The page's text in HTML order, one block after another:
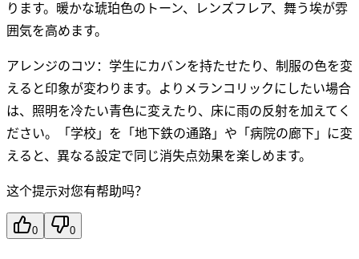
ります。暖かな琥珀色のトーン、レンズフレア、舞う埃が雰
囲気を高めます。
アレンジのコツ：学生にカバンを持たせたり、制服の色を変
えると印象が変わります。よりメランコリックにしたい場合
は、照明を冷たい青色に変えたり、床に雨の反射を加えてく
ださい。「学校」を「地下鉄の通路」や「病院の廊下」に変
えると、異なる設定で同じ消失点効果を楽しめます。
这个提示对您有帮助吗？
0 0